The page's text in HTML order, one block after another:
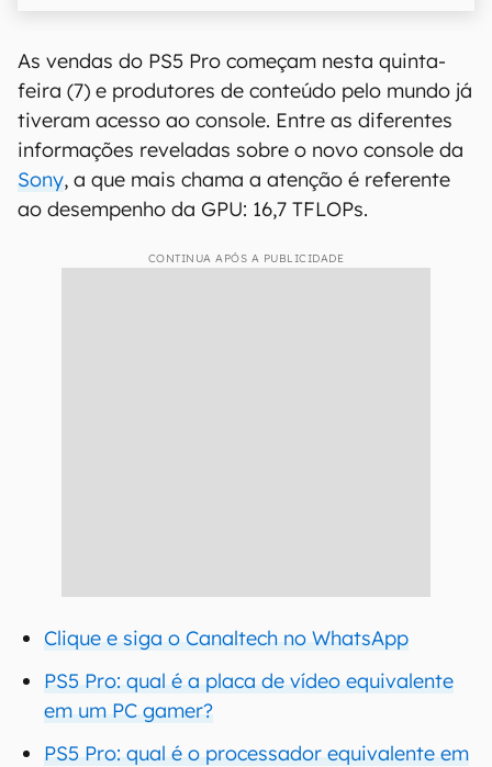
As vendas do PS5 Pro começam nesta quinta-
feira (7) e produtores de conteúdo pelo mundo já
tiveram acesso ao console. Entre as diferentes
informações reveladas sobre o novo console da
Sony, a que mais chama a atenção é referente
ao desempenho da GPU: 16,7 TFLOPs.
CONTINUA APÓS A PUBLICIDADE
Clique e siga o Canaltech no WhatsApp
PS5 Pro: qual é a placa de vídeo equivalente
em um PC gamer?
PS5 Pro: qual é o processador equivalente em